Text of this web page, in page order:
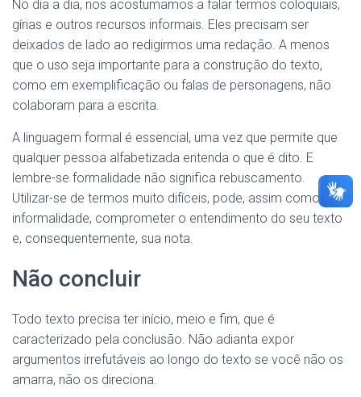
No dia a dia, nos acostumamos a falar termos coloquiais,
gírias e outros recursos informais. Eles precisam ser
deixados de lado ao redigirmos uma redação. A menos
que o uso seja importante para a construção do texto,
como em exemplificação ou falas de personagens, não
colaboram para a escrita.
A linguagem formal é essencial, uma vez que permite que
qualquer pessoa alfabetizada entenda o que é dito. E
lembre-se formalidade não significa rebuscamento.
Utilizar-se de termos muito difíceis, pode, assim como a
informalidade, comprometer o entendimento do seu texto
e, consequentemente, sua nota.
Não concluir
Todo texto precisa ter início, meio e fim, que é
caracterizado pela conclusão. Não adianta expor
argumentos irrefutáveis ao longo do texto se você não os
amarra, não os direciona.